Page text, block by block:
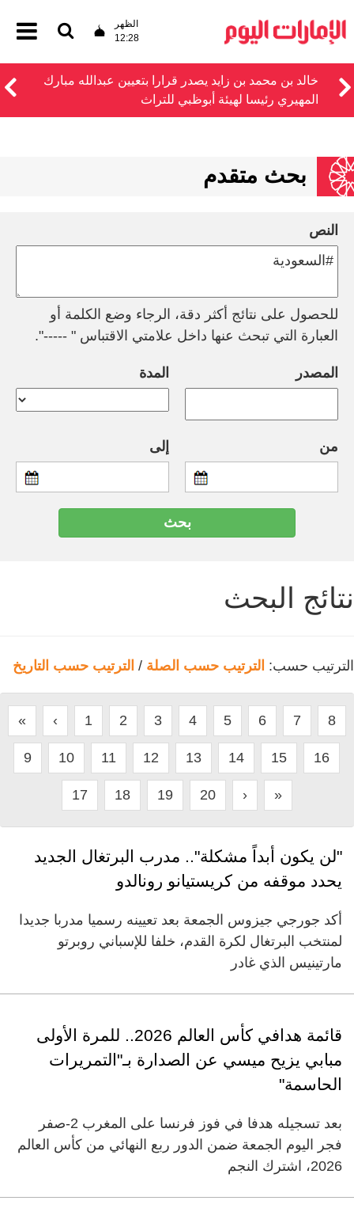
الظهر
12:28
خالد بن محمد بن زايد يصدر قرارا بتعيين عبدالله مبارك
المهيري رئيسا لهيئة أبوظبي للتراث
بحث متقدم
النص
للحصول على نتائج أكثر دقة، الرجاء وضع الكلمة أو
العبارة التي تبحث عنها داخل علامتي الاقتباس " -----".
المصدر المدة
من إلى
نتائج البحث
الترتيب حسب: الترتيب حسب الصلة / الترتيب حسب التاريخ
« ‹ 1 2 3 4 5 6 7 8
9 10 11 12 13 14 15 16
17 18 19 20 › »
"لن يكون أبداً مشكلة".. مدرب البرتغال الجديد
يحدد موقفه من كريستيانو رونالدو
أكد جورجي جيزوس الجمعة بعد تعيينه رسميا مدربا جديدا
لمنتخب البرتغال لكرة القدم، خلفا للإسباني روبرتو
مارتينيس الذي غادر
قائمة هدافي كأس العالم 2026.. للمرة الأولى
مبابي يزيح ميسي عن الصدارة بـ"التمريرات
الحاسمة"
بعد تسجيله هدفا في فوز فرنسا على المغرب 2-صفر
فجر اليوم الجمعة ضمن الدور ربع النهائي من كأس العالم
2026، اشترك النجم